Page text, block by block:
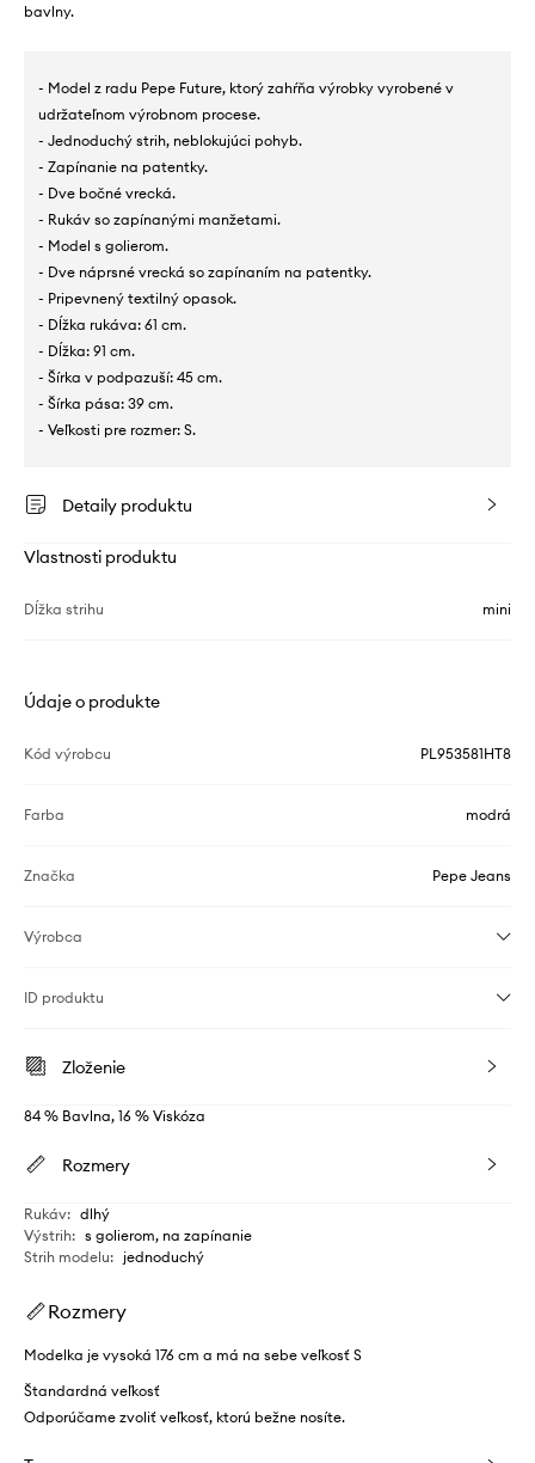
bavlny.
- Model z radu Pepe Future, ktorý zahŕňa výrobky vyrobené v
udržateľnom výrobnom procese.
- Jednoduchý strih, neblokujúci pohyb.
- Zapínanie na patentky.
- Dve bočné vrecká.
- Rukáv so zapínanými manžetami.
- Model s golierom.
- Dve náprsné vrecká so zapínaním na patentky.
- Pripevnený textilný opasok.
- Dĺžka rukáva: 61 cm.
- Dĺžka: 91 cm.
- Šírka v podpazuší: 45 cm.
- Šírka pása: 39 cm.
- Veľkosti pre rozmer: S.
Detaily produktu
Vlastnosti produktu
Dĺžka strihu mini
Údaje o produkte
Kód výrobcu PL953581HT8
Farba modrá
Značka Pepe Jeans
Výrobca
ID produktu
Zloženie
84 % Bavlna, 16 % Viskóza
Rozmery
Rukáv: dlhý
Výstrih: s golierom, na zapínanie
Strih modelu: jednoduchý
Rozmery
Modelka je vysoká 176 cm a má na sebe veľkosť S
Štandardná veľkosť
Odporúčame zvoliť veľkosť, ktorú bežne nosíte.